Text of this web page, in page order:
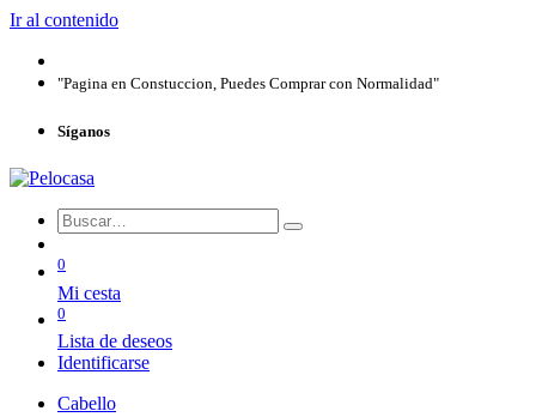
Ir al contenido
"Pagina en Constuccion, Puedes Comprar con Normalidad"
Síganos
0
Mi cesta
0
Lista de deseos
Identificarse
Cabello